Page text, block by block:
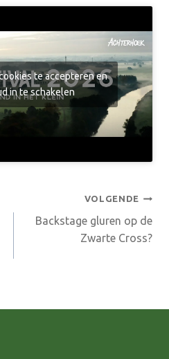
te accepteren en
in te schakelen
VOLGENDE
Backstage gluren op de
Zwarte Cross?